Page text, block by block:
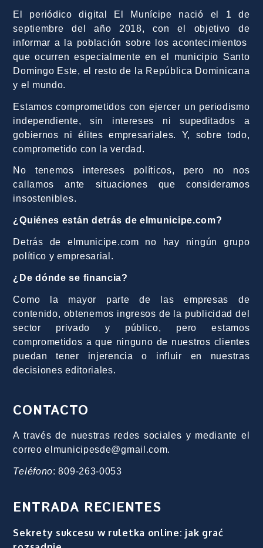
El periódico digital El Munícipe nació el 1 de
septiembre del año 2018, con el objetivo de
informar a la población sobre los acontecimientos
que ocurren especialmente en el municipio Santo
Domingo Este, el resto de la República Dominicana
y el mundo.
Estamos comprometidos con ejercer un periodismo
independiente, sin intereses ni supeditados a
gobiernos ni élites empresariales. Y, sobre todo,
comprometido con la verdad.
No tenemos intereses políticos, pero no nos
callamos ante situaciones que consideramos
insostenibles.
¿Quiénes están detrás de elmunicipe.com?
Detrás de elmunicipe.com no hay ningún grupo
político y empresarial.
¿De dónde se financia?
Como la mayor parte de las empresas de
contenido, obtenemos ingresos de la publicidad del
sector privado y público, pero estamos
comprometidos a que ninguno de nuestros clientes
puedan tener injerencia o influir en nuestras
decisiones editoriales.
CONTACTO
A través de nuestras redes sociales y mediante el
correo elmunicipesde@gmail.com.
Teléfono: 809-263-0053
ENTRADA RECIENTES
Sekrety sukcesu w ruletka online: jak grać